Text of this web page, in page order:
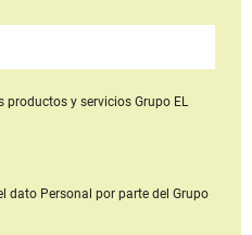
productos y serviciosGrupo EL
dato Personal por parte del Grupo